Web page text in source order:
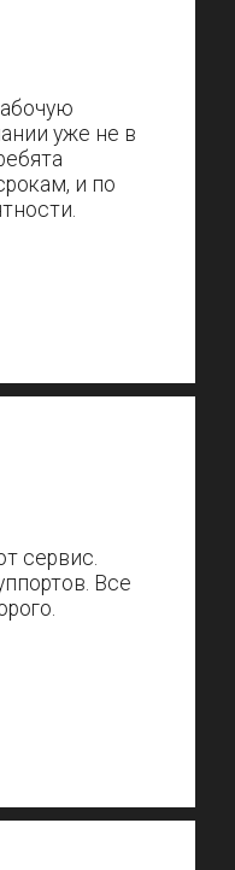
уже не в
и по
сервис.
Все